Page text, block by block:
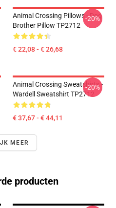
Animal Crossing Pillows - Dog
Brother Pillow TP2712
€ 22,08 - € 26,68
-20%
Animal Crossing Sweatshirts -
Wardell Sweatshirt TP2712
€ 37,67 - € 44,11
-20%
MEER
producten